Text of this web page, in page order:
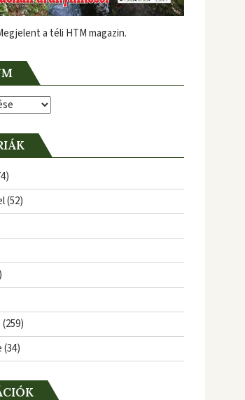
a téli HTM magazin.
(52)
(259)
(34)